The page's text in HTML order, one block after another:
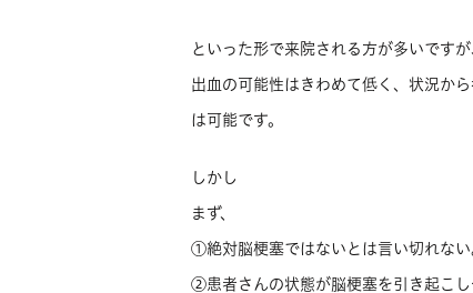
といった形で来院される方が多いです
出血の可能性はきわめて低く、状況か
は可能です。
しかし
まず、
①絶対脳梗塞ではないとは言い切れない
②患者さんの状態が脳梗塞を引き起こし